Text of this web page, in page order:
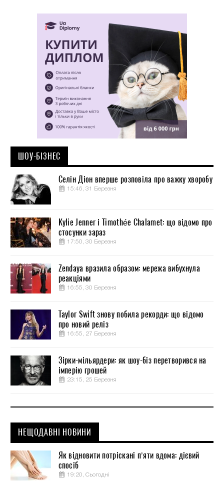
ШОУ-БІЗНЕС
Селін Діон вперше розповіла про важку хворобу
15:46, 31 Березня
Kylie Jenner і Timothée Chalamet: що відомо про
стосунки зараз
17:50, 30 Березня
Zendaya вразила образом: мережа вибухнула
реакціями
16:55, 30 Березня
Taylor Swift знову побила рекорди: що відомо
про новий реліз
16:55, 27 Березня
Зірки-мільярдери: як шоу-біз перетворився на
імперію грошей
23:15, 25 Березня
НЕЩОДАВНІ НОВИНИ
Як відновити потріскані п’яти вдома: дієвий
спосіб
19:20, Сьогодні